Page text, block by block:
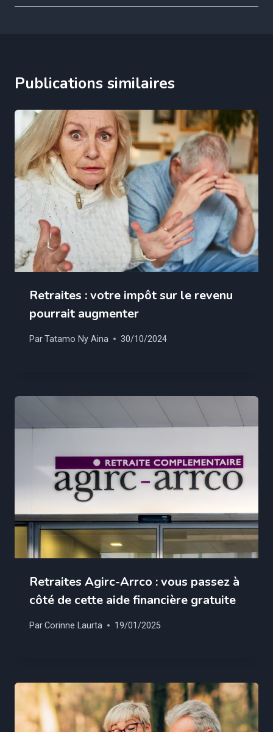
Publications similaires
Retraites : votre impôt sur le revenu
pourrait augmenter
ParTatamo Ny Aina 30/10/2024
Retraites Agirc-Arrco : vous passez à
côté de cette aide financière gratuite
ParCorinne Laurta 19/01/2025